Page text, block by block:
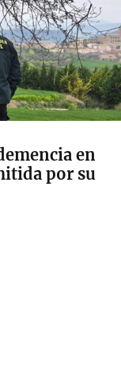
en
por su